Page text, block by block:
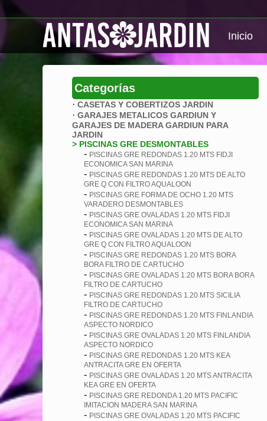
Inicio
Categorías
· CASETAS Y COBERTIZOS JARDIN
· GARAJES METALICOS GARDIUN Y
GARAJES DE MADERA GARDIUN PARA
JARDIN
> PISCINAS GRE DESMONTABLES
- PISCINAS GRE REDONDAS 1.20 MTS FIDJI
ECONOMICA SAN MARINA
- PISCINAS GRE REDONDAS 1.20 MTS DE ALTO
GRE Q CON FILTRO AQUALOON
- PISCINAS GRE FORMA DE OCHO 1.20 MTS
VARADERO DESMONTABLES
- PISCINAS GRE OVALADAS 1.20 MTS FIDJI
ECONOMICA SAN MARINA
- PISCINAS GRE OVALADAS 1.20 MTS DE ALTO
GRE Q CON FILTRO AQUALOON
- PISCINAS GRE REDONDAS 1.20 MTS BORA
BORA FILTRO DE CARTUCHO
- PISCINAS GRE OVALADAS 1.20 MTS BORA BORA
FILTRO DE CARTUCHO
- PISCINAS GRE REDONDAS 1.20 MTS SICILIA
FILTRO DE CARTUCHO
- PISCINAS GRE REDONDAS 1.20 MTS FINLANDIA
ASPECTO NORDICO
- PISCINAS GRE OVALADAS 1.20 MTS FINLANDIA
ASPECTO NORDICO
- PISCINAS GRE REDONDAS 1.20 MTS KEA
ANTRACITA GRE EN OFERTA
- PISCINAS GRE OVALADAS 1.20 MTS ANTRACITA
KEA GRE EN OFERTA
- PISCINAS GRE REDONDA 1.20 MTS PACIFIC
IMITACION MADERA SAN MARINA
- PISCINAS GRE OVALADAS 1.20 MTS PACIFIC